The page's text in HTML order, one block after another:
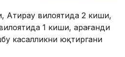
Атирау вилоятида 2 киши,
1 киши, Қарағанди
касалликни юқтиргани